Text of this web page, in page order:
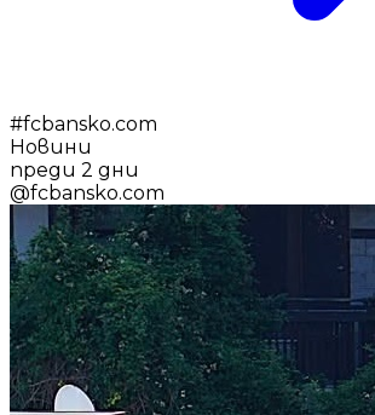
#fcbansko.com
Новини
преди 2 дни
@fcbansko.com